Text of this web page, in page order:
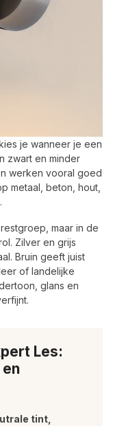
je wanneer je een
zwart en minder
werken vooral goed
metaal, beton, hout,
maar in de
Zilver en grijs
Bruin geeft juist
of landelijke
glans en
Les:
tint,